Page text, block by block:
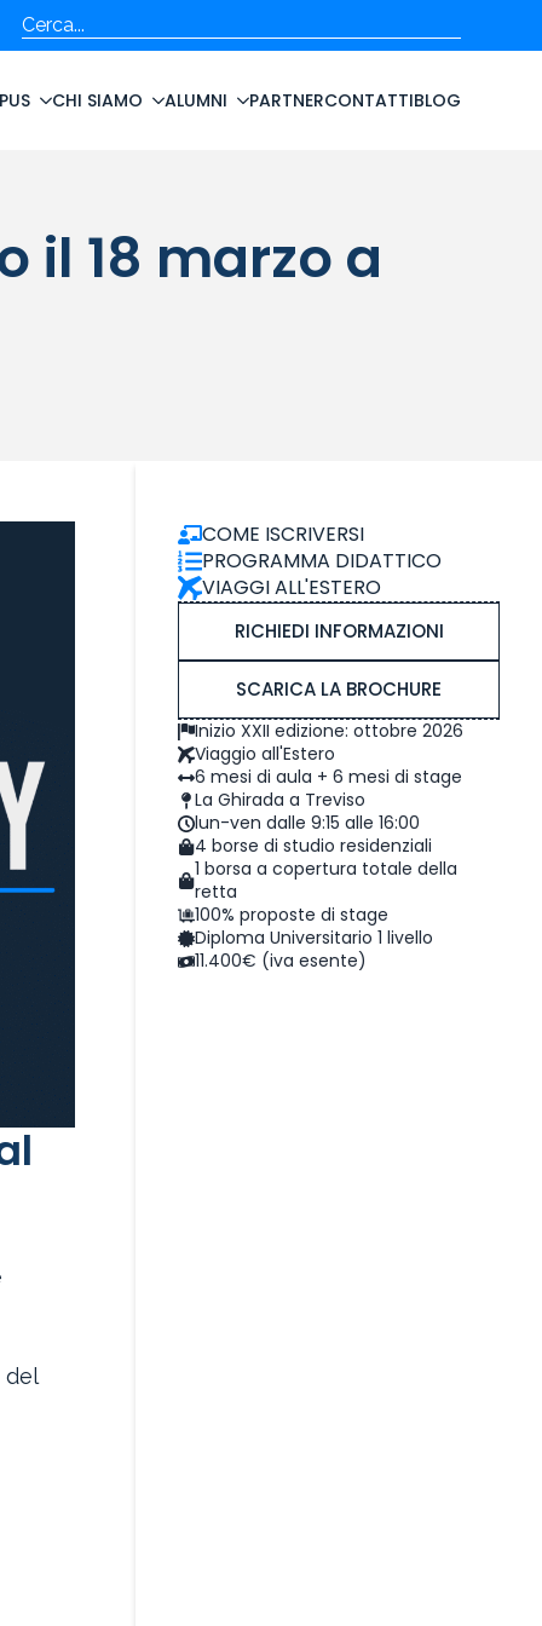
Cerca
CHI SIAMO ALUMNI PARTNERCONTATTIBLOG
il 18 marzo a
del
COME ISCRIVERSI
PROGRAMMA DIDATTICO
VIAGGI ALL'ESTERO
RICHIEDI INFORMAZIONI
SCARICA LA BROCHURE
Inizio XXII edizione: ottobre 2026
Viaggio all'Estero
6 mesi di aula + 6 mesi di stage
La Ghirada a Treviso
lun-ven dalle 9:15 alle 16:00
4 borse di studio residenziali
1 borsa a copertura totale della
retta
100% proposte di stage
Diploma Universitario 1 livello
11.400€ (iva esente)